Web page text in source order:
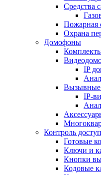
Средства
Пожарная
Охрана
Домофоны
IP
Вызывные
IP-
Контроль
Готовые
Ключи и
Кнопки
Кодовые